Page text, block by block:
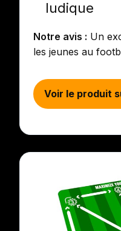
ludique
Notre avis : Un
les jeunes au
Voir le produit